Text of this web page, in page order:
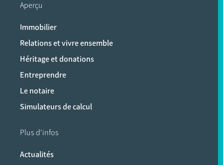
Aperçu
Immobilier
Relations et vivre ensemble
Héritage et donations
Entreprendre
Le notaire
Simulateurs de calcul
Plus d'infos
Actualités